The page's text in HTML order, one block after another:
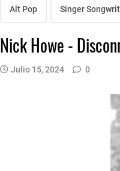
Alt Pop Singer
Nick Howe -
Julio 15, 2024 0